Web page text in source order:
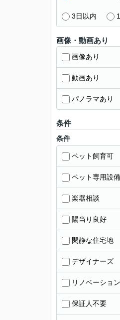
3日以内
画像・動画あり
画像あり
動画あり
パノラマあり
条件
条件
ペット飼育可
ペット専用設備
楽器相談
陽当り良好
閑静な住宅地
デザイナーズ
リノベーショ
保証人不要